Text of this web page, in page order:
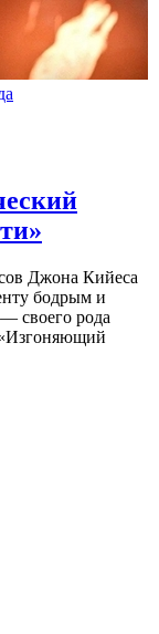
Джона Кийеса
бодрым и
своего рода